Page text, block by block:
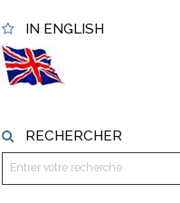
IN ENGLISH
RECHERCHER